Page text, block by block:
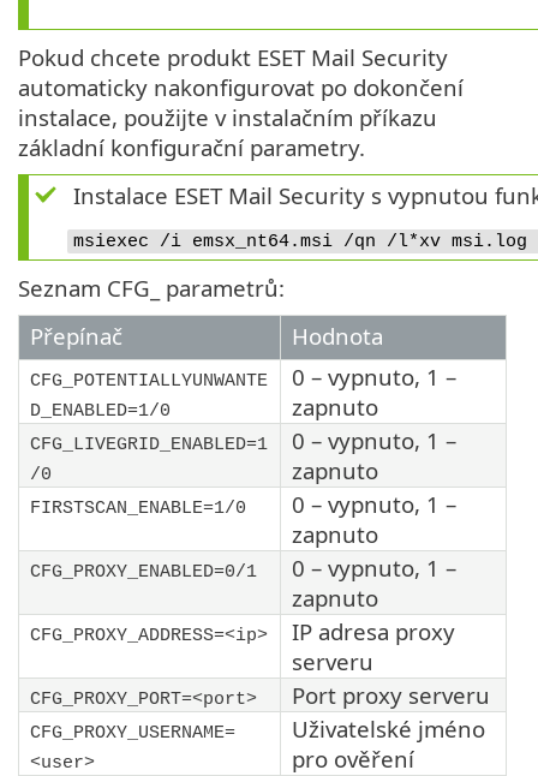
Pokud chcete produkt ESET Mail Security
automaticky nakonfigurovat po dokončení
instalace, použijte v instalačním příkazu
základní konfigurační parametry.
Instalace ESET Mail Security s vypnutou
msiexec /i emsx_nt64.msi /qn /l*xv msi.log
Seznam CFG_ parametrů:
Přepínač
Hodnota
CFG_POTENTIALLYUNWANTE
D_ENABLED=1/0
0 – vypnuto, 1 –
zapnuto
CFG_LIVEGRID_ENABLED=1
/0
0 – vypnuto, 1 –
zapnuto
FIRSTSCAN_ENABLE=1/0
0 – vypnuto, 1 –
zapnuto
CFG_PROXY_ENABLED=0/1
0 – vypnuto, 1 –
zapnuto
CFG_PROXY_ADDRESS=<ip>
IP adresa proxy
serveru
CFG_PROXY_PORT=<port> Port proxy serveru
CFG_PROXY_USERNAME=
<user>
Uživatelské jméno
pro ověření